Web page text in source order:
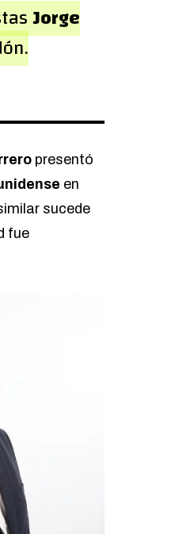
Jorge
presentó
en
sucede
fue